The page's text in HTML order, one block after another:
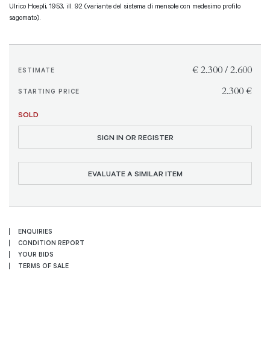
Ulrico Hoepli, 1953, ill. 92 (variante del sistema di mensole con medesimo profilo
sagomato).
€ 2.300 / 2.600
ESTIMATE
€ 2.300
STARTING PRICE
SOLD
SIGN IN OR REGISTER
EVALUATE A SIMILAR ITEM
ENQUIRIES
CONDITION REPORT
YOUR BIDS
TERMS OF SALE